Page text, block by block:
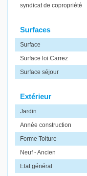
syndicat de copropriété
Surfaces
Surface
Surface loi Carrez
Surface séjour
Extérieur
Jardin
Année construction
Forme Toiture
Neuf - Ancien
Etat général